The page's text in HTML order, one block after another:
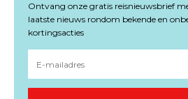
Ontvang onze gratis reisnieuwsbrief
laatste nieuws rondom bekende en
kortingsacties